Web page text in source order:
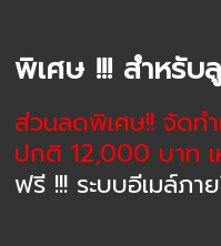
พิเศษ !!! สำหรับ
ส่วนลดพิเศษ!! จัดทำ
ปกติ 12,000 บาท
ฟรี !!! ระบบอีเมล์ภา